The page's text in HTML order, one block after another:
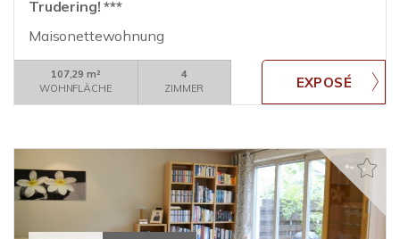
Trudering! ***
Maisonettewohnung
107,29 m²
WOHNFLÄCHE
4
ZIMMER